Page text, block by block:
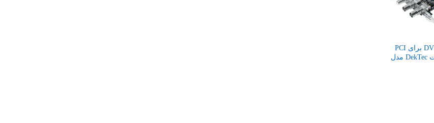
گیرنده DVB-S/S2 برای PCI
محصول شرکت DekTec مدل